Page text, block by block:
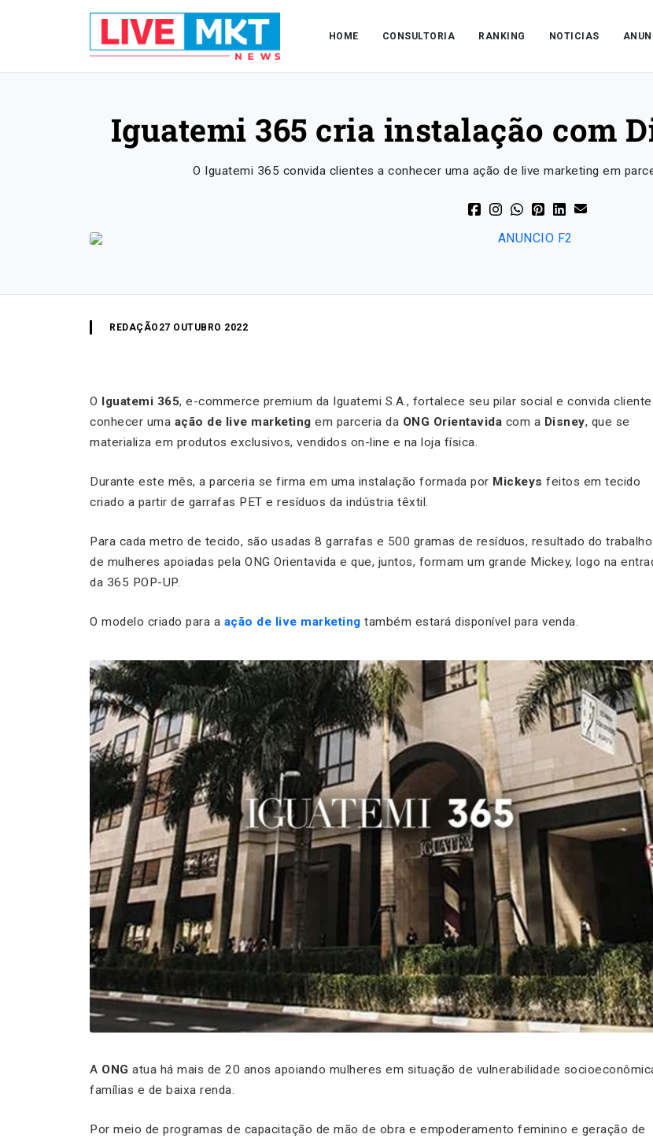
HOME CONSULTORIA RANKING NOTICIAS
Iguatemi 365 cria instalação com
O Iguatemi 365 convida clientes a conhecer uma ação de live marketing em
REDAÇÃO 27 OUTUBRO 2022
O Iguatemi 365, e-commerce premium da Iguatemi S.A., fortalece seu pilar social e convida
conhecer uma ação de live marketing em parceria da ONG Orientavida com a Disney, que se
materializa em produtos exclusivos, vendidos on-line e na loja física.
Durante este mês, a parceria se firma em uma instalação formada por Mickeys feitos em tecido
criado a partir de garrafas PET e resíduos da indústria têxtil.
Para cada metro de tecido, são usadas 8 garrafas e 500 gramas de resíduos, resultado do trabalho
de mulheres apoiadas pela ONG Orientavida e que, juntos, formam um grande Mickey, logo na
da 365 POP-UP.
O modelo criado para a ação de live marketing também estará disponível para venda.
A ONG atua há mais de 20 anos apoiando mulheres em situação de vulnerabilidade
famílias e de baixa renda.
Por meio de programas de capacitação de mão de obra e empoderamento feminino e geração de